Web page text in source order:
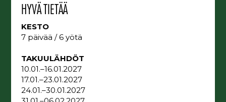
HYVÄ TIETÄÄ
KESTO
7 päivää / 6 yötä
TAKUULÄHDÖT
10.01.–16.01.2027
17.01.–23.01.2027
24.01.–30.01.2027